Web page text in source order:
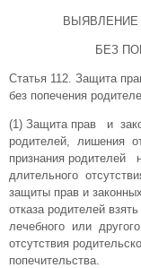
ВЫЯВЛЕНИЕ И
БЕЗ
Статья 112. Защита
без попечения
(1) Защита прав и
родителей, лишения
признания родителей
длительного
защиты прав и
отказа родителей
лечебного или
отсутствия
попечительства.